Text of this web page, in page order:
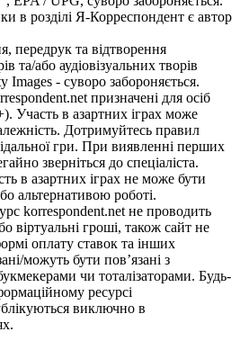
в розділі Я-Корреспондент є автор
передрук та відтворення
та/або аудіовізуальних творів
Images - суворо забороняється.
призначені для осіб
Участь в азартних іграх може
Дотримуйтесь правил
гри. При виявленні перших
зверніться до спеціаліста.
в азартних іграх не може бути
альтернативою роботі.
korrespondent.net не проводить
віртуальні гроші, також сайт не
оплату ставок та інших
можуть бути пов’язані з
чи тоталізаторами. Будь-
ресурсі
виключно в